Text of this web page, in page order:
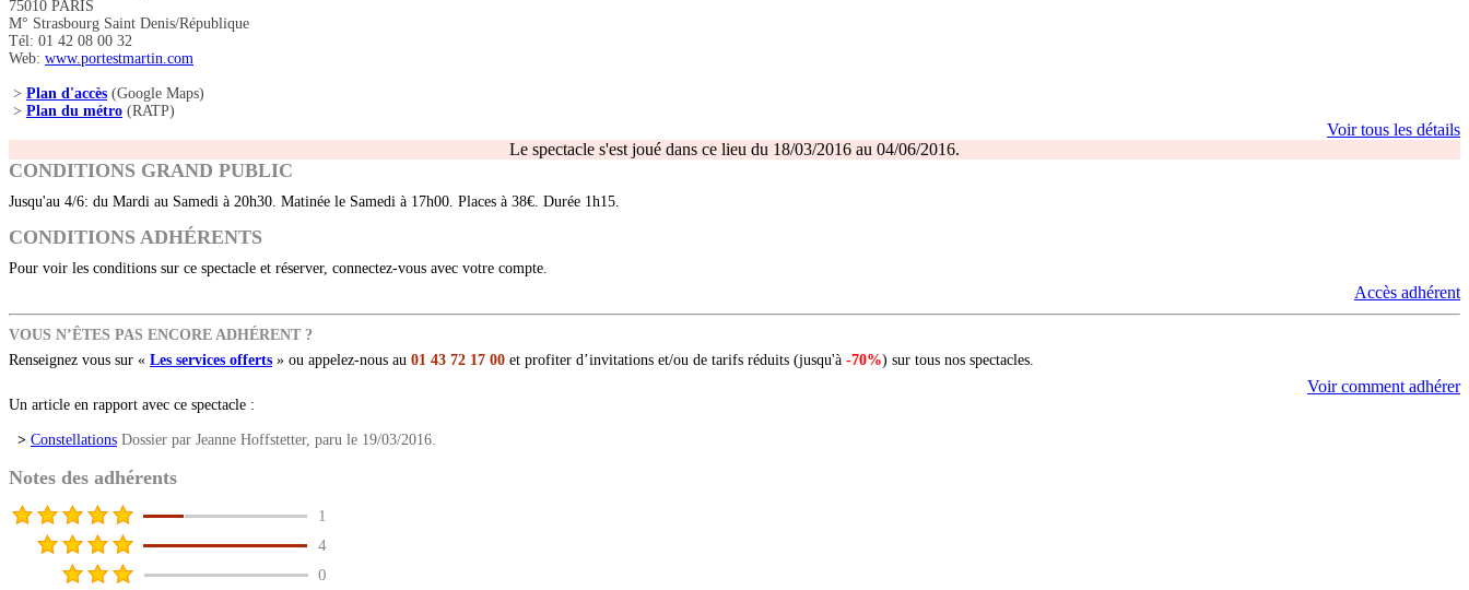
75010 PARIS
M° Strasbourg Saint Denis/République
Tél: 01 42 08 00 32
Web: www.portestmartin.com
> Plan d'accès (Google Maps)
> Plan du métro (RATP)
Voir tous les détails
Le spectacle s'est joué dans ce lieu du 18/03/2016 au 04/06/2016.
CONDITIONS GRAND PUBLIC
Jusqu'au 4/6: du Mardi au Samedi à 20h30. Matinée le Samedi à 17h00. Places à 38€. Durée 1h15.
CONDITIONS ADHÉRENTS
Pour voir les conditions sur ce spectacle et réserver, connectez-vous avec votre compte.
Accès adhérent
VOUS N’ÊTES PAS ENCORE ADHÉRENT ?
Renseignez vous sur « Les services offerts » ou appelez-nous au 01 43 72 17 00 et profiter d’invitations et/ou de tarifs réduits (jusqu'à -70%) sur tous nos spectacles.
Voir comment adhérer
Un article en rapport avec ce spectacle :
> Constellations Dossier par Jeanne Hoffstetter, paru le 19/03/2016.
Notes des adhérents
1
4
0